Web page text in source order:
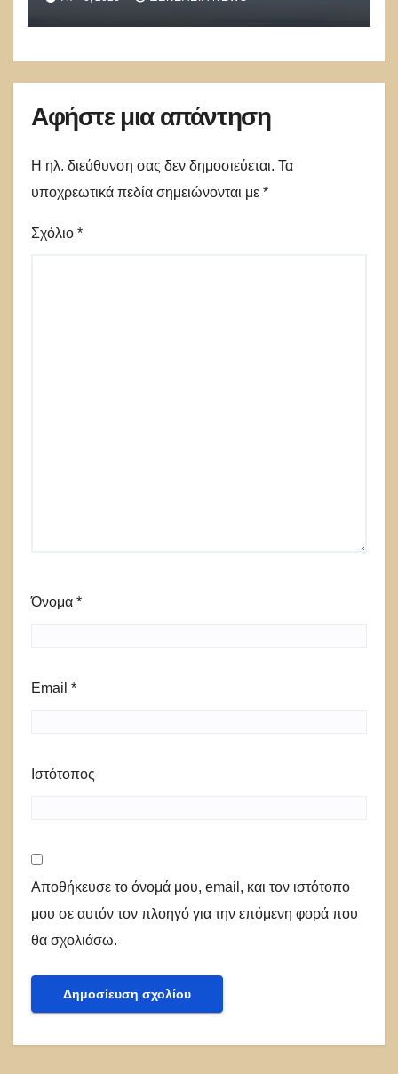
Λειψία»
Αφήστε μια απάντηση
Η ηλ. διεύθυνση σας δεν δημοσιεύεται. Τα
υποχρεωτικά πεδία σημειώνονται με *
Σχόλιο *
Όνομα *
Email *
Ιστότοπος
Αποθήκευσε το όνομά μου, email, και τον ιστότοπο
μου σε αυτόν τον πλοηγό για την επόμενη φορά που
θα σχολιάσω.